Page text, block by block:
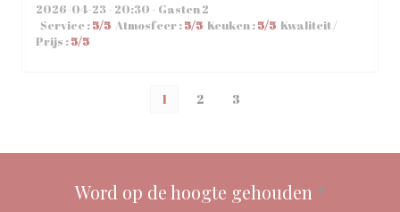
2026-04-23- 20:30 - Gasten 2
Service :5/5 Atmosfeer:5/5 Keuken:5/5 Kwaliteit /
Prijs :5/5
1 2 3
Word op de hoogte gehouden *